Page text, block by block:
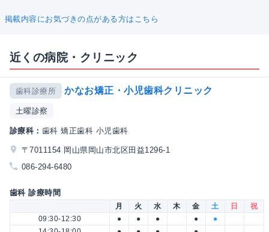
掲載内容にお気づきの点がある方はこちら
近くの病院・クリニック
歯科診療所 かなお矯正・小児歯科クリニック
土曜診察
診療科： 歯科 矯正歯科 小児歯科
〒7011154 岡山県岡山市北区田益1296-1
086-294-6480
歯科 診療時間
月 火 水 木 金 土 日
祝
09:30-12:30
● ● ● ●
●